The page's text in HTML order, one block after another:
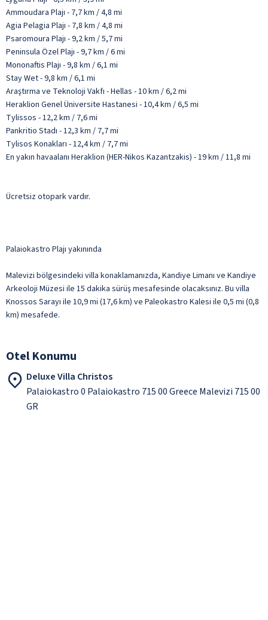
Ammoudara Plajı - 7,7 km / 4,8 mi
Agia Pelagia Plajı - 7,8 km / 4,8 mi
Psaromoura Plajı - 9,2 km / 5,7 mi
Peninsula Özel Plajı - 9,7 km / 6 mi
Mononaftis Plajı - 9,8 km / 6,1 mi
Stay Wet - 9,8 km / 6,1 mi
Araştırma ve Teknoloji Vakfı - Hellas - 10 km / 6,2 mi
Heraklion Genel Üniversite Hastanesi - 10,4 km / 6,5 mi
Tylissos - 12,2 km / 7,6 mi
Pankritio Stadı - 12,3 km / 7,7 mi
Tylisos Konakları - 12,4 km / 7,7 mi
En yakın havaalanı Heraklion (HER-Nikos Kazantzakis) - 19 km / 11,8 mi
Ücretsiz otopark vardır.
Palaiokastro Plajı yakınında
Malevizi bölgesindeki villa konaklamanızda, Kandiye Limanı ve Kandiye
Arkeoloji Müzesi ile 15 dakika sürüş mesafesinde olacaksınız. Bu villa
Knossos Sarayı ile 10,9 mi (17,6 km) ve Paleokastro Kalesi ile 0,5 mi (0,8
km) mesafede.
Otel Konumu
Deluxe Villa Christos
Palaiokastro 0 Palaiokastro 715 00 Greece Malevizi 715 00
GR